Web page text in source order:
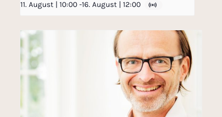
11. August | 10:00 -16. August | 12:00